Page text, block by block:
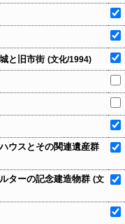
と旧市街 (文化/1994)
ウスとその関連遺産群
ターの記念建造物群 (文